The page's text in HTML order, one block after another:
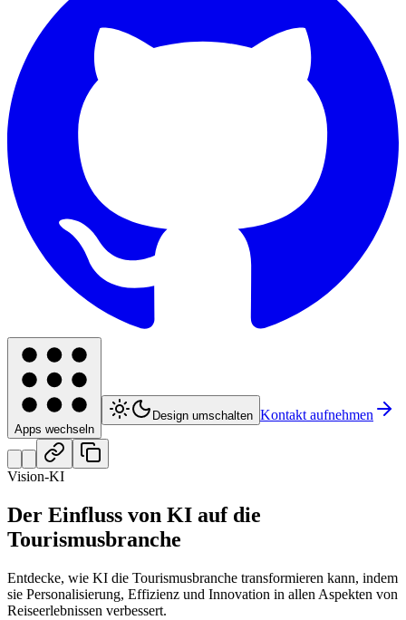
Apps wechseln
Design umschalten Kontakt aufnehmen
Vision-KI
Der Einfluss von KI auf die
Tourismusbranche
Entdecke, wie KI die Tourismusbranche transformieren kann, indem
sie Personalisierung, Effizienz und Innovation in allen Aspekten von
Reiseerlebnissen verbessert.